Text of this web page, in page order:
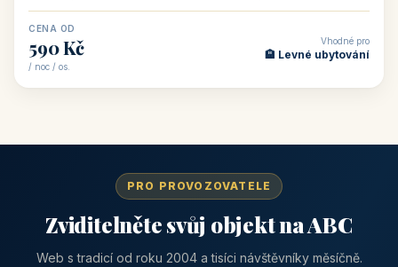
CENA OD
590 Kč
/ noc / os.
Vhodné pro
🏨 Levné ubytování
PRO PROVOZOVATELE
Zviditelněte svůj objekt na ABC
Web s tradicí od roku 2004 a tisíci návštěvníky měsíčně.